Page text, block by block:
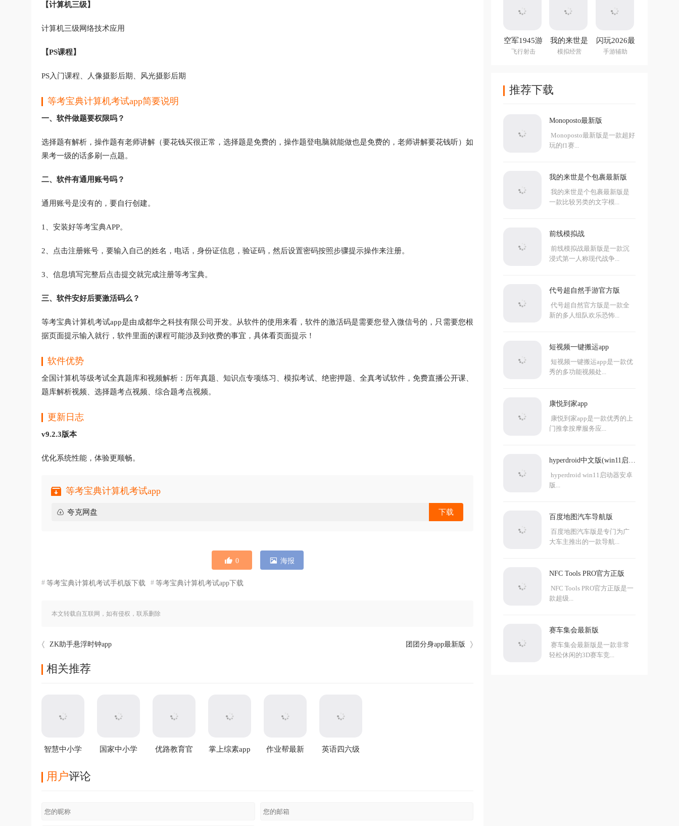
【计算机三级】
计算机三级网络技术应用
【PS课程】
PS入门课程、人像摄影后期、风光摄影后期
等考宝典计算机考试app简要说明
一、软件做题要权限吗？
选择题有解析，操作题有老师讲解（要花钱买很正常，选择题是免费的，操作题登电脑就能做也是免费的，老师讲解要花钱听）如
果考一级的话多刷一点题。
二、软件有通用账号吗？
通用账号是没有的，要自行创建。
1、安装好等考宝典APP。
2、点击注册账号，要输入自己的姓名，电话，身份证信息，验证码，然后设置密码按照步骤提示操作来注册。
3、信息填写完整后点击提交就完成注册等考宝典。
三、软件安好后要激活码么？
等考宝典计算机考试app是由成都华之科技有限公司开发。从软件的使用来看，软件的激活码是需要您登入微信号的，只需要您根
据页面提示输入就行，软件里面的课程可能涉及到收费的事宜，具体看页面提示！
软件优势
全国计算机等级考试全真题库和视频解析：历年真题、知识点专项练习、模拟考试、绝密押题、全真考试软件，免费直播公开课、
题库解析视频、选择题考点视频、综合题考点视频。
更新日志
v9.2.3版本
优化系统性能，体验更顺畅。
等考宝典计算机考试app
夸克网盘 下载
0 海报
等考宝典计算机考试手机版下载 等考宝典计算机考试app下载
本文转载自互联网，如有侵权，联系删除
ZK助手悬浮时钟app 团团分身app最新版
相关推荐
智慧中小学
卓版
国家中小学
优路教育官
掌上综素app
作业帮最新
英语四六级
用户评论
空军1945游
戏手机版
飞行射击
我的来世是
个包裹最新
模拟经营
闪玩2026最
新版本
手游辅助
推荐下载
Monoposto最新版
Monoposto最新版是一款超好
玩的f1赛...
我的来世是个包裹最新版
我的来世是个包裹最新版是
一款比较另类的文字模...
前线模拟战
前线模拟战最新版是一款沉
浸式第一人称现代战争...
代号超自然手游官方版
代号超自然官方版是一款全
新的多人组队欢乐恐怖...
短视频一键搬运app
短视频一键搬运app是一款优
秀的多功能视频处...
康悦到家app
康悦到家app是一款优秀的上
门推拿按摩服务应...
hyperdroid中文版(win11启动
hyperdroid win11启动器安卓
版...
百度地图汽车导航版
百度地图汽车版是专门为广
大车主推出的一款导航...
NFC Tools PRO官方正版
NFC Tools PRO官方正版是一
款超级...
赛车集会最新版
赛车集会最新版是一款非常
轻松休闲的3D赛车竞...